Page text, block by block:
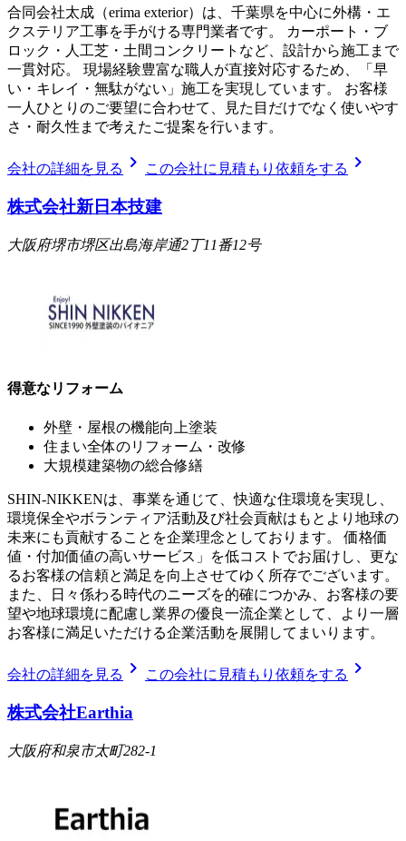
合同会社太成（erima exterior）は、千葉県を中心に外構・エ
クステリア工事を手がける専門業者です。 カーポート・ブ
ロック・人工芝・土間コンクリートなど、設計から施工まで
一貫対応。 現場経験豊富な職人が直接対応するため、「早
い・キレイ・無駄がない」施工を実現しています。 お客様
一人ひとりのご要望に合わせて、見た目だけでなく使いやす
さ・耐久性まで考えたご提案を行います。
会社の詳細を見る chevron_right この会社に見積もり依頼をする chevron_right
株式会社新日本技建
大阪府堺市堺区出島海岸通2丁11番12号
得意なリフォーム
外壁・屋根の機能向上塗装
住まい全体のリフォーム・改修
大規模建築物の総合修繕
SHIN-NIKKENは、事業を通じて、快適な住環境を実現し、
環境保全やボランティア活動及び社会貢献はもとより地球の
未来にも貢献することを企業理念としております。 価格価
値・付加価値の高いサービス」を低コストでお届けし、更な
るお客様の信頼と満足を向上させてゆく所存でございます。
また、日々係わる時代のニーズを的確につかみ、お客様の要
望や地球環境に配慮し業界の優良一流企業として、より一層
お客様に満足いただける企業活動を展開してまいります。
会社の詳細を見る chevron_right この会社に見積もり依頼をする chevron_right
株式会社Earthia
大阪府和泉市太町282-1